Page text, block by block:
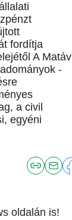
fordítja
A Matáv
-
a civil
egyéni
oldalán is!